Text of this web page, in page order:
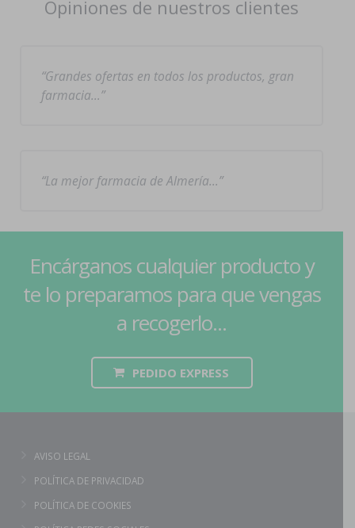
Opiniones de nuestros clientes
Grandes ofertas en todos los productos, gran
farmacia…
La mejor farmacia de Almería…
Encárganos cualquier producto y
te lo preparamos para que vengas
a recogerlo...
PEDIDO EXPRESS
AVISO LEGAL
POLÍTICA DE PRIVACIDAD
POLÍTICA DE COOKIES